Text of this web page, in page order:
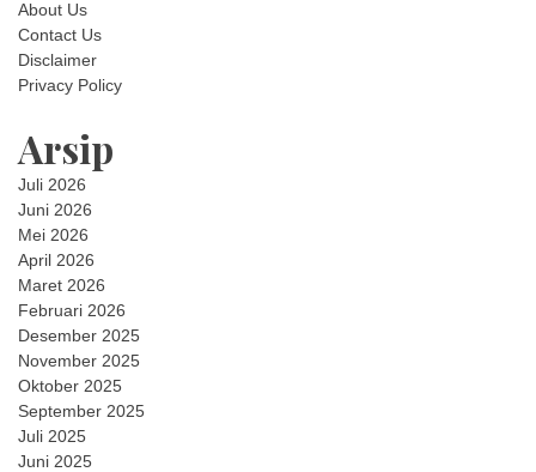
About Us
Contact Us
Disclaimer
Privacy Policy
Arsip
Juli 2026
Juni 2026
Mei 2026
April 2026
Maret 2026
Februari 2026
Desember 2025
November 2025
Oktober 2025
September 2025
Juli 2025
Juni 2025